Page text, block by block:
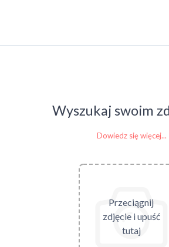
Wyszukaj swoim
Dowiedz się więcej...
Przeciągnij
zdjęcie i upuść
tutaj